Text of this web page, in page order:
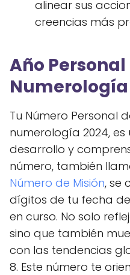
alinear sus
creencias más
Año Personal
Numerología
Tu Número Personal
numerología 2024,
desarrollo y
número, también
Número de Misión, se
dígitos de tu fecha
en curso. No solo
sino que también
con las tendencias
8. Este número te